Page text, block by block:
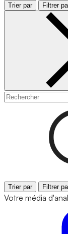
Trier par Filtrer
Trier par Filtrer
Votre média